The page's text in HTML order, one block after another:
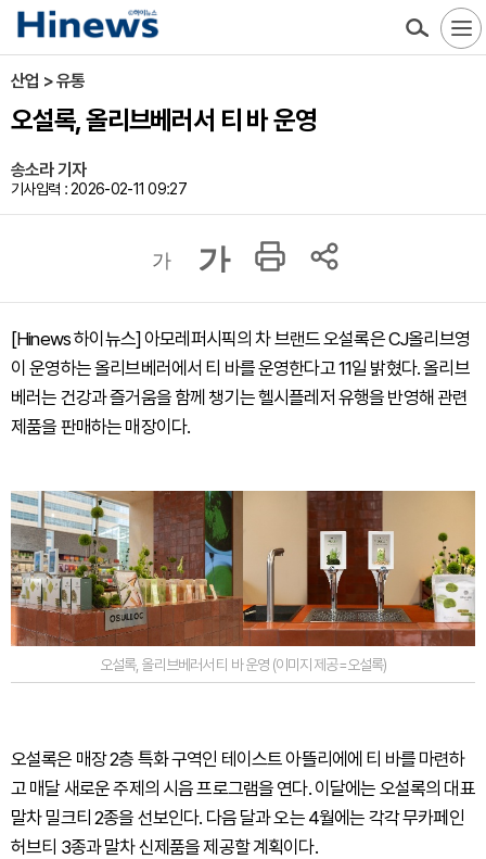
산업 > 유통
오설록, 올리브베러서 티 바 운영
송소라 기자
기사입력 : 2026-02-11 09:27
가 가
[Hinews 하이뉴스] 아모레퍼시픽의 차 브랜드 오설록은 CJ올리브영
이 운영하는 올리브베러에서 티 바를 운영한다고 11일 밝혔다. 올리브
베러는 건강과 즐거움을 함께 챙기는 헬시플레저 유행을 반영해 관련
제품을 판매하는 매장이다.
오설록, 올리브베러서 티 바 운영 (이미지 제공=오설록)
오설록은 매장 2층 특화 구역인 테이스트 아뜰리에에 티 바를 마련하
고 매달 새로운 주제의 시음 프로그램을 연다. 이달에는 오설록의 대표
말차 밀크티 2종을 선보인다. 다음 달과 오는 4월에는 각각 무카페인
허브티 3종과 말차 신제품을 제공할 계획이다.